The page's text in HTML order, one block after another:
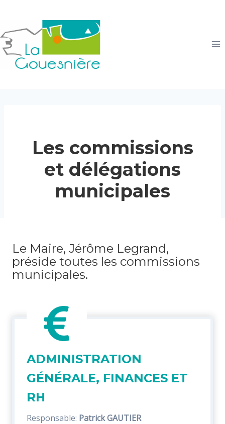
contenu
Les commissions
et délégations
municipales
Le Maire, Jérôme Legrand,
préside toutes les commissions
municipales.
ADMINISTRATION
GÉNÉRALE, FINANCES ET
RH
Responsable: Patrick GAUTIER